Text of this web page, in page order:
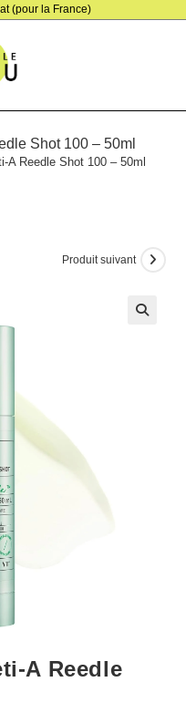
(pour la France)
Shot 100 – 50ml
A Reedle Shot 100 – 50ml
Produit suivant
A Reedle